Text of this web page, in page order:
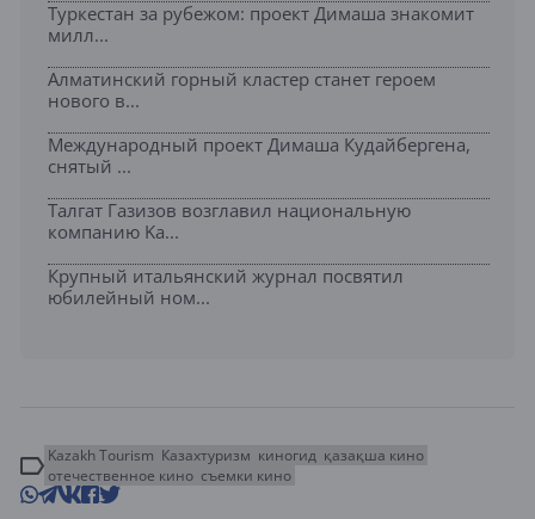
Туркестан за рубежом: проект Димаша знакомит
милл...
Алматинский горный кластер станет героем
нового в...
Международный проект Димаша Кудайбергена,
снятый ...
Талгат Газизов возглавил национальную
компанию Ka...
Крупный итальянский журнал посвятил
юбилейный ном...
Kazakh Tourism Казахтуризм киногид қазақша кино
отечественное кино съемки кино